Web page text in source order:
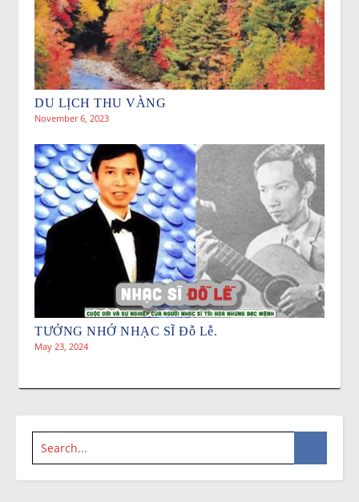
DU LỊCH THU VÀNG
November 6, 2023
TƯỞNG NHỚ NHẠC SĨ Đỗ Lễ.
May 23, 2024